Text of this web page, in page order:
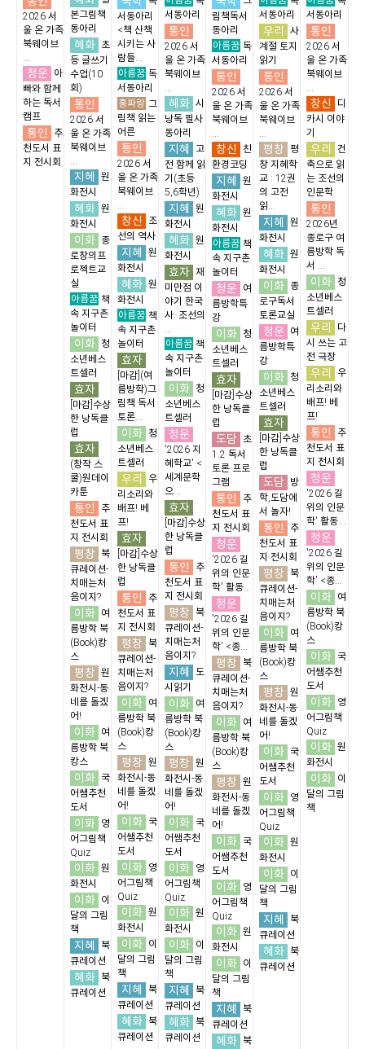
2026 서
울 온 가족
북웨이브
...
청운
아
빠와 함께
하는 독서
캠프
통인
추
천도서 표
지 전시회
본그림책
동아리
혜화
초
등 글쓰기
수업(10
회)
통인
2026 서
울 온 가족
북웨이브
...
지혜
원
화전시
혜화 원
화전시
이화
종
로창의프
로젝트교
실
아름꿈 책
속 지구촌
놀이터
이화
청
소년베스
트셀러
효자
[마감]수상
한 낭독클
럽
효자
(창작 스
쿨)원데이
카툰
통인
추
천도서 표
지 전시회
평창
북
큐레이션-
치매는처
음이지?
이화
여
름방학 북
(Book)캉
스
평창 원
화전시-동
네를 돌겠
어!
이화
여
름방학 북
캉스
이화
국
어쌤추천
도서
이화
영
어그림책
Quiz
이화 원
화전시
이화
이
달의 그림
책
지혜
북
큐레이션
혜화
북
큐레이션
서동아리
<책 산책
시키는 사
람들...
아름꿈 독
서동아리
홍파랑 그
림책 읽는
어른
통인
2026 서
울 온 가족
북웨이브
...
창신
조
선의 역사
지혜
원
화전시
혜화 원
화전시
아름꿈 책
속 지구촌
놀이터
효자
[마감](여
름방학)그
림책 독서
토론...
이화
청
소년베스
트셀러
우리
우
리소리와
배프! 베
프!
효자
[마감]수상
한 낭독클
럽
통인
추
천도서 표
지 전시회
평창
북
큐레이션-
치매는처
음이지?
이화
여
름방학 북
(Book)캉
스
평창 원
화전시-동
네를 돌겠
어!
이화
국
어쌤추천
도서
이화
영
어그림책
Quiz
이화 원
화전시
이화
이
달의 그림
책
지혜
북
큐레이션
혜화
북
큐레이션
서동아리
통인
2026 서
울 온 가족
북웨이브
...
혜화 시
낭독 필사
동아리
지혜
고
전 함께 읽
기(초등
5,6학년)
지혜
원
화전시
혜화 원
화전시
효자
재
미만점 이
야기 한국
사: 조선의
...
아름꿈 책
속 지구촌
놀이터
이화
청
소년베스
트셀러
청운
'2026 지
혜학교' <
세계문학
으...
효자
[마감]수상
한 낭독클
럽
통인
추
천도서 표
지 전시회
평창
북
큐레이션-
치매는처
음이지?
지혜
도
시읽기
이화
여
름방학 북
(Book)캉
스
평창 원
화전시-동
네를 돌겠
어!
이화
국
어쌤추천
도서
이화
영
어그림책
Quiz
이화 원
화전시
이화
이
달의 그림
책
지혜
북
큐레이션
혜화
북
큐레이션
림책독서
동아리
아름꿈 독
서동아리
통인
2026 서
울 온 가족
북웨이브
...
창신
친
환경코딩
지혜
원
화전시
혜화 원
화전시
아름꿈 책
속 지구촌
놀이터
청운
여
름방학특
강
이화
청
소년베스
트셀러
효자
[마감]수상
한 낭독클
럽
도담
초
1.2 독서
토론 프로
그램
통인
추
천도서 표
지 전시회
청운
'2026 길
위의 인문
학' 활동...
청운
'2026 길
위의 인문
학' <종...
평창
북
큐레이션-
치매는처
음이지?
이화
여
름방학 북
(Book)캉
스
평창 원
화전시-동
네를 돌겠
어!
이화
국
어쌤추천
도서
이화
영
어그림책
Quiz
이화 원
화전시
이화
이
달의 그림
책
지혜
북
큐레이션
혜화
북
서동아리
우리
사
계절 토지
읽기
통인
2026 서
울 온 가족
북웨이브
...
평창 평
창 지혜학
교 : 12권
의 고전
읽...
지혜
원
화전시
혜화 원
화전시
이화
종
로구독서
토론교실
청운
여
름방학특
강
이화
청
소년베스
트셀러
효자
[마감]수상
한 낭독클
럽
도담
방
학,도담에
서 놀자!
통인
추
천도서 표
지 전시회
평창
북
큐레이션-
치매는처
음이지?
이화
여
름방학 북
(Book)캉
스
평창 원
화전시-동
네를 돌겠
어!
이화
국
어쌤추천
도서
이화
영
어그림책
Quiz
이화 원
화전시
이화
이
달의 그림
책
지혜
북
큐레이션
혜화
북
큐레이션
서동아리
통인
2026 서
울 온 가족
북웨이브
...
창신
디
카시 이야
기
우리
건
축으로 읽
는 조선의
인문학
통인
2026년
종로구 여
름방학 독
서 ...
이화
청
소년베스
트셀러
우리
다
시 쓰는 고
전 극장
우리
우
리소리와
배프! 베
프!
통인
추
천도서 표
지 전시회
청운
'2026 길
위의 인문
학' 활동...
청운
'2026 길
위의 인문
학' <종...
이화
여
름방학 북
(Book)캉
스
이화
국
어쌤추천
도서
이화
영
어그림책
Quiz
이화 원
화전시
이화
이
달의 그림
책